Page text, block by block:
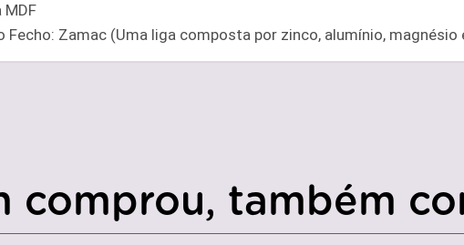
MDF
Fecho: Zamac (Uma liga composta por zinco, alumínio, magnésio
comprou, também